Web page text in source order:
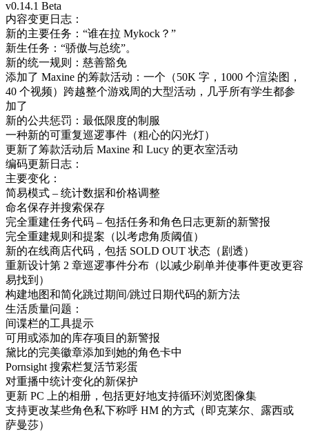
v0.14.1 Beta
内容变更日志：
新的主要任务：“谁在拉 Mykock？”
新生任务：“骄傲与总统”。
新的统一规则：慈善豁免
添加了 Maxine 的筹款活动：一个（50K 字，1000 个渲染图，
40 个视频）跨越整个游戏周的大型活动，几乎所有学生都参
加了
新的公共惩罚：最低限度的制服
一种新的可重复巡逻事件（粗心的闪光灯）
更新了筹款活动后 Maxine 和 Lucy 的更衣室活动
编码更新日志：
主要变化：
简易模式 – 统计数据和价格调整
命名保存并搜索保存
完全重建任务代码 – 包括任务和角色日志更新的新警报
完全重建规则和提案（以考虑角质阈值）
新的在线商店代码，包括 SOLD OUT 状态（剧透）
重新设计第 2 章巡逻事件分布（以减少刷单并使事件更改更容
易找到）
构建地图和简化跳过期间/跳过日期代码的新方法
生活质量问题：
间谍栏的工具提示
可用或添加的库存项目的新警报
黛比的完美徽章添加到她的角色卡中
Pornsight 搜索栏复活节彩蛋
对重播中统计变化的新保护
更新 PC 上的相册，包括更好地支持循环浏览图像集
支持更改某些角色私下称呼 HM 的方式（即克莱尔、露西或
萨曼莎）